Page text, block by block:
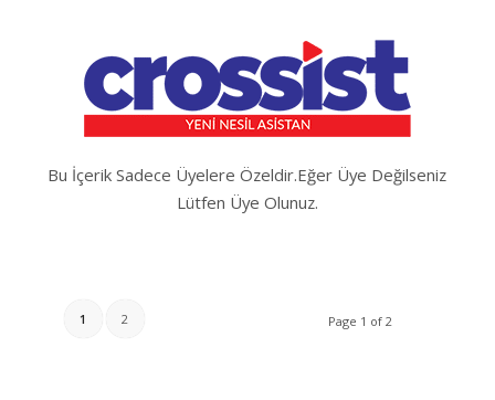
Bu İçerik Sadece Üyelere Özeldir.Eğer Üye Değilseniz
Lütfen Üye Olunuz.
Page 1 of 2
1 2